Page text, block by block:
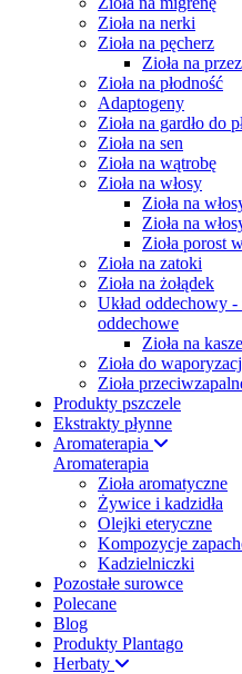
Zioła na nerki
Zioła na pęcherz
Zioła na
Zioła na płodność
Adaptogeny
Zioła na gardło do
Zioła na sen
Zioła na wątrobę
Zioła na włosy
Zioła na
Zioła na
Zioła porost
Zioła na zatoki
Zioła na żołądek
Układ oddechowy -
oddechowe
Zioła na
Zioła do
Zioła
Produkty pszczele
Ekstrakty płynne
Aromaterapia
Aromaterapia
Zioła aromatyczne
Żywice i kadzidła
Olejki eteryczne
Kompozycje
Kadzielniczki
Pozostałe surowce
Polecane
Blog
Produkty Plantago
Herbaty